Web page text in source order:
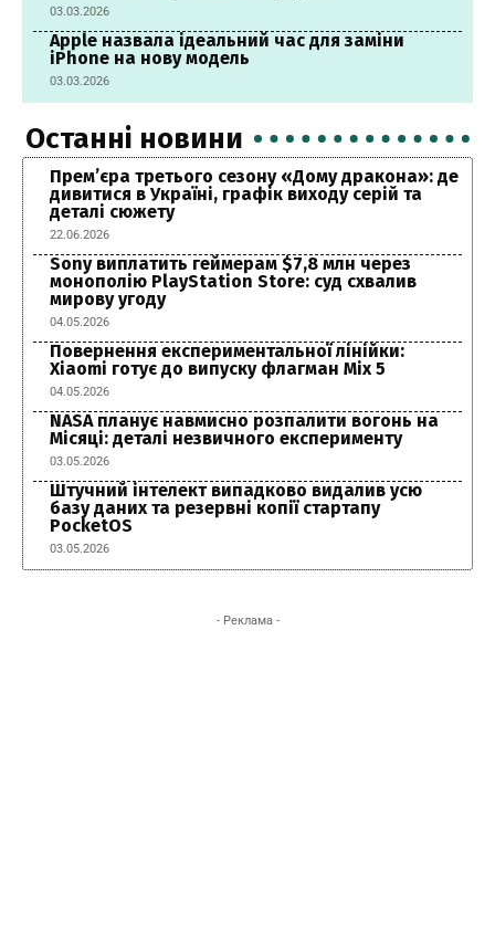
03.03.2026
Apple назвала ідеальний час для заміни
iPhone на нову модель
03.03.2026
Останні новини
Прем’єра третього сезону «Дому дракона»: де
дивитися в Україні, графік виходу серій та
деталі сюжету
22.06.2026
Sony виплатить геймерам $7,8 млн через
монополію PlayStation Store: суд схвалив
мирову угоду
04.05.2026
Повернення експериментальної лінійки:
Xiaomi готує до випуску флагман Mix 5
04.05.2026
NASA планує навмисно розпалити вогонь на
Місяці: деталі незвичного експерименту
03.05.2026
Штучний інтелект випадково видалив усю
базу даних та резервні копії стартапу
PocketOS
03.05.2026
- Реклама -